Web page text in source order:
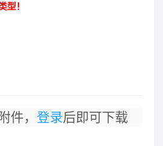
型！
件， 登录后即可下载